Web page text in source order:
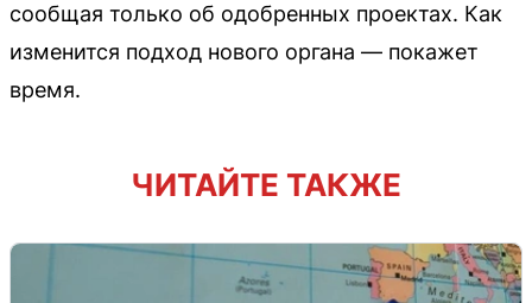
сообщая только об одобренных проектах. Как
изменится подход нового органа — покажет
время.
ЧИТАЙТЕ ТАКЖЕ